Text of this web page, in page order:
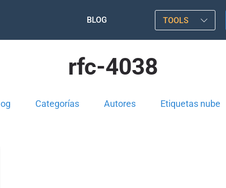
BLOG TOOLS
rfc-4038
Categorías Autores Etiquetas nube